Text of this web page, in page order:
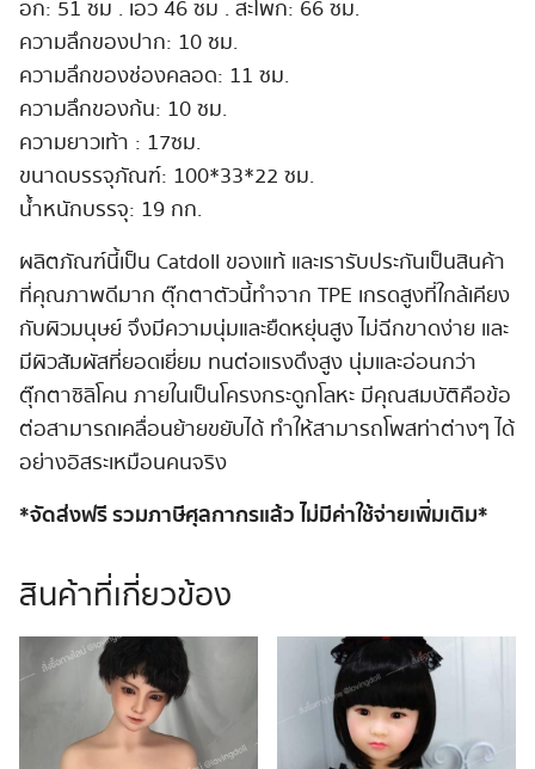
อก: 51 ซม . เอว 46 ซม . สะโพก: 66 ซม.
ความลึกของปาก: 10 ซม.
ความลึกของช่องคลอด: 11 ซม.
ความลึกของก้น: 10 ซม.
ความยาวเท้า : 17ซม.
ขนาดบรรจุภัณฑ์: 100*33*22 ซม.
น้ำหนักบรรจุ: 19 กก.
ผลิตภัณฑ์นี้เป็น Catdoll ของแท้ และเรารับประกันเป็นสินค้า
ที่คุณภาพดีมาก ตุ๊กตาตัวนี้ทำจาก TPE เกรดสูงที่ใกล้เคียง
กับผิวมนุษย์ จึงมีความนุ่มและยืดหยุ่นสูง ไม่ฉีกขาดง่าย และ
มีผิวสัมผัสที่ยอดเยี่ยม ทนต่อแรงดึงสูง นุ่มและอ่อนกว่า
ตุ๊กตาซิลิโคน ภายในเป็นโครงกระดูกโลหะ มีคุณสมบัติคือข้อ
ต่อสามารถเคลื่อนย้ายขยับได้ ทำให้สามารถโพสท่าต่างๆ ได้
อย่างอิสระเหมือนคนจริง
*จัดส่งฟรี รวมภาษีศุลกากรแล้ว ไม่มีค่าใช้จ่ายเพิ่มเติม*
สินค้าที่เกี่ยวข้อง